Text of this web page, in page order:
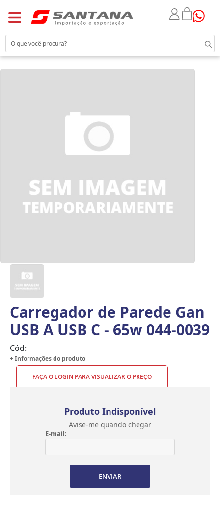
Carregador de Parede Gan
USB A USB C - 65w 044-0039
Cód:
+ Informações do produto
FAÇA O LOGIN PARA VISUALIZAR O PREÇO
Produto Indisponível
Avise-me quando chegar
E-mail:
ENVIAR